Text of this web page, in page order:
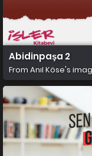
Abidinpaşa 2
From Anıl Köse's